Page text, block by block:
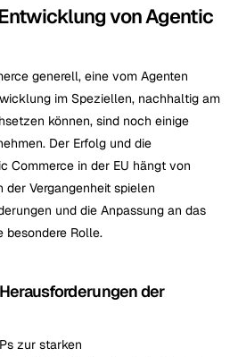
von Agentic
generell, eine vom Agenten
im Speziellen, nachhaltig am
können, sind noch einige
Der Erfolg und die
Commerce in der EU hängt von
der Vergangenheit spielen
und die Anpassung an das
besondere Rolle.
der
zur starken